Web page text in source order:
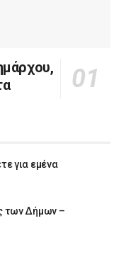
για εμένα
των Δήμων –